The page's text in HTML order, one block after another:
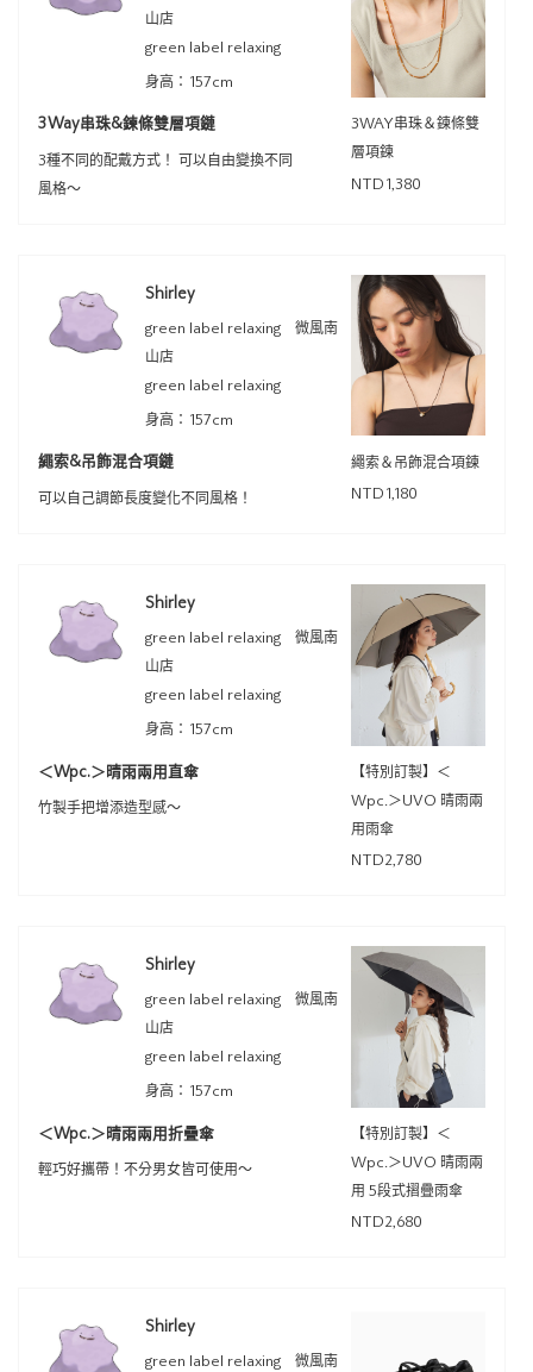
山店
green label relaxing
身高：157cm
3Way串珠&鍊條雙層項鏈
3種不同的配戴方式！ 可以自由變換不同
風格～
3WAY串珠＆鍊條雙
層項鍊
NTD1,380
Shirley
green label relaxing 微風南
山店
green label relaxing
身高：157cm
繩索&吊飾混合項鏈
可以自己調節長度變化不同風格！
繩索＆吊飾混合項鍊
NTD1,180
Shirley
green label relaxing 微風南
山店
green label relaxing
身高：157cm
＜Wpc.＞晴雨兩用直傘
竹製手把增添造型感～
【特別訂製】＜
Wpc.＞UVO 晴雨兩
用雨傘
NTD2,780
Shirley
green label relaxing 微風南
山店
green label relaxing
身高：157cm
＜Wpc.＞晴雨兩用折疊傘
輕巧好攜帶！不分男女皆可使用～
【特別訂製】＜
Wpc.＞UVO 晴雨兩
用 5段式摺疊雨傘
NTD2,680
Shirley
green label relaxing 微風南